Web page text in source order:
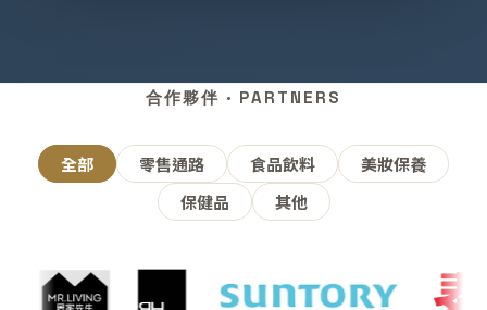
合作夥伴 · PARTNERS
全部 零售通路 食品飲料
美妝保養
保健品
其他